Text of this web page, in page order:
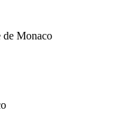
de Monaco